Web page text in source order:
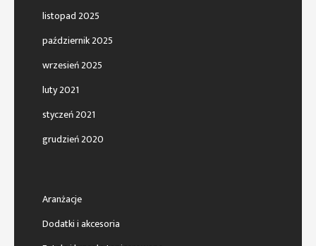
listopad 2025
październik 2025
wrzesień 2025
luty 2021
styczeń 2021
grudzień 2020
Aranżacje
Dodatki i akcesoria